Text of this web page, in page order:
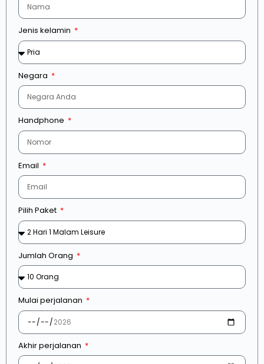
Jenis kelamin
Negara
Handphone
Email
Pilih Paket
Jumlah Orang
Mulai perjalanan
Akhir perjalanan